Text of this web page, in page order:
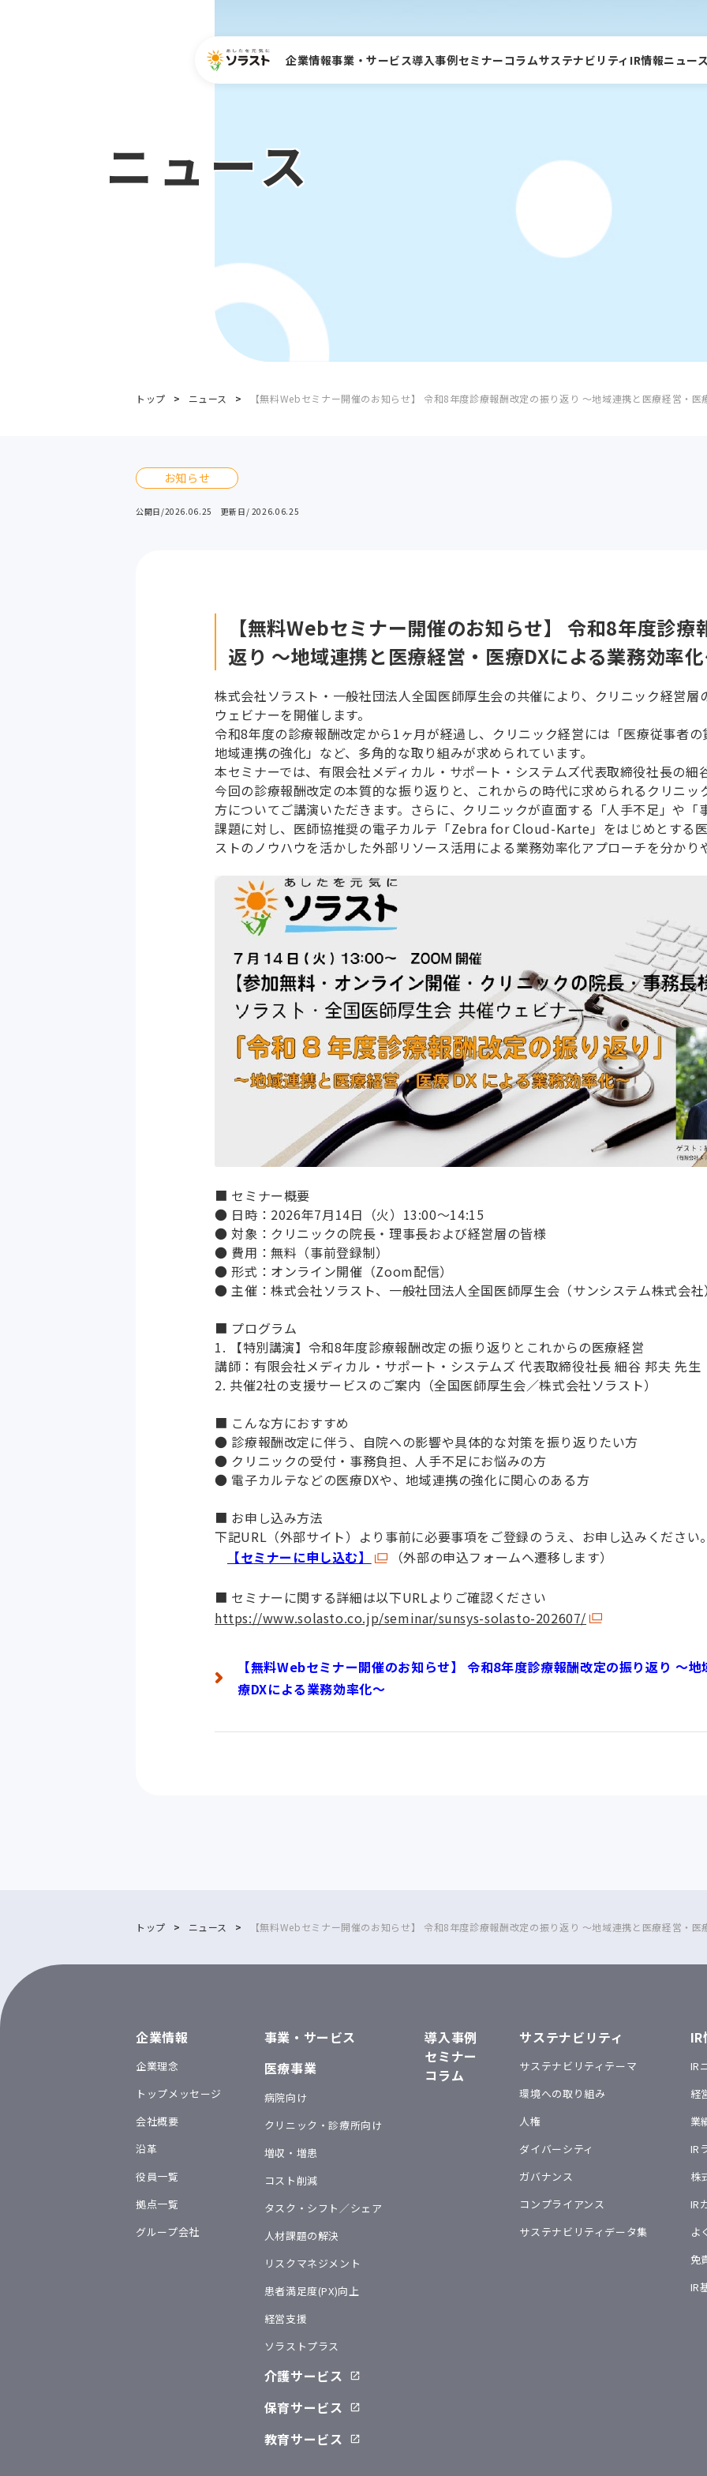
企業情報
役員一覧
事業・サービス
病院向けサービス
クリニック・診療所向けサービス
タスク・シフト/シェア
リスクマネジメント 患者満足度(PX)向上
導入事例セミナーコラムサステナビリティ
ガバナンス
IR情報
株式情報
ニュー
中途専門職(医療事務)
ニュース
トップ ニュース 【無料Webセミナー開催のお知らせ】 令和8年度診療報酬改定の振り返り ～地域連携と医療経営・医
お知らせ
公開日/2026.06.25 更新日/ 2026.06.25
【無料Webセミナー開催のお知らせ】 令和8年度診療
返り ～地域連携と医療経営・医療DXによる業務効率
株式会社ソラスト・一般社団法人全国医師厚生会の共催により、クリニック経営層
ウェビナーを開催します。
令和8年度の診療報酬改定から1ヶ月が経過し、クリニック経営には「医療従事者
地域連携の強化」など、多角的な取り組みが求められています。
本セミナーでは、有限会社メディカル・サポート・システムズ代表取締役社長の細
今回の診療報酬改定の本質的な振り返りと、これからの時代に求められるクリニッ
方についてご講演いただきます。さらに、クリニックが直面する「人手不足」や「
課題に対し、医師協推奨の電子カルテ「Zebra for Cloud-Karte」をはじめとする
ストのノウハウを活かした外部リソース活用による業務効率化アプローチを分かり
■ セミナー概要
● 日時：2026年7月14日（火）13:00～14:15
● 対象：クリニックの院長・理事長および経営層の皆様
● 費用：無料（事前登録制）
● 形式：オンライン開催（Zoom配信）
● 主催：株式会社ソラスト、一般社団法人全国医師厚生会（サンシステム株式会
■ プログラム
1. 【特別講演】令和8年度診療報酬改定の振り返りとこれからの医療経営
講師：有限会社メディカル・サポート・システムズ 代表取締役社長 細谷 邦夫 先生
2. 共催2社の支援サービスのご案内（全国医師厚生会／株式会社ソラスト）
■ こんな方におすすめ
● 診療報酬改定に伴う、自院への影響や具体的な対策を振り返りたい方
● クリニックの受付・事務負担、人手不足にお悩みの方
● 電子カルテなどの医療DXや、地域連携の強化に関心のある方
■ お申し込み方法
下記URL（外部サイト）より事前に必要事項をご登録のうえ、お申し込みください
【セミナーに申し込む】
（外部の申込フォームへ遷移します）
■ セミナーに関する詳細は以下URLよりご確認ください
https://www.solasto.co.jp/seminar/sunsys-solasto-202607/
【無料Webセミナー開催のお知らせ】 令和8年度診療報酬改定の振り返り ～
療DXによる業務効率化～
トップ ニュース 【無料Webセミナー開催のお知らせ】 令和8年度診療報酬改定の振り返り ～地域連携と医療経営・医
企業情報
企業理念
トップメッセージ
会社概要
沿革
役員一覧
拠点一覧
グループ会社
事業・サービス
医療事業
病院向け
クリニック・診療所向け
増収・増患
コスト削減
タスク・シフト／シェア
人材課題の解決
リスクマネジメント
患者満足度(PX)向上
経営支援
ソラストプラス
介護サービス
保育サービス
教育サービス
導入事例
セミナー
コラム
サステナビリティ
サステナビリティテーマ
環境への取り組み
人権
ダイバーシティ
ガバナンス
コンプライアンス
サステナビリティデータ集
IR
経
業
IR
株
IR
よ
免
IR